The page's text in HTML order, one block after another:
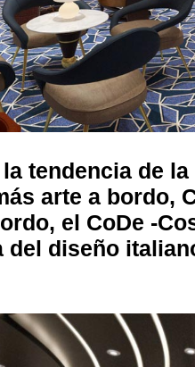
tendencia de
arte a bordo,
el CoDe -
del diseño